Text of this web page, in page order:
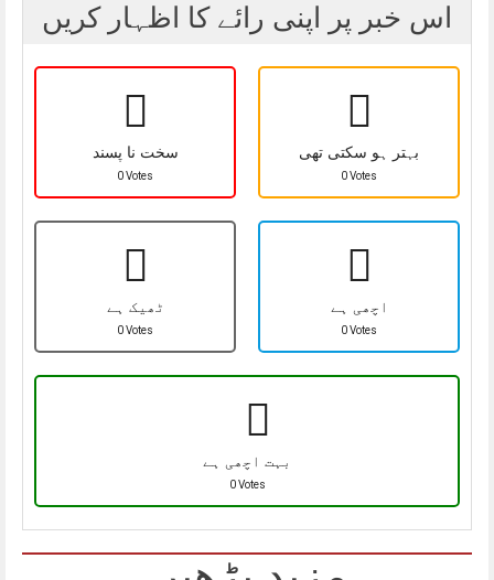
اس خبر پر اپنی رائے کا اظہار کریں
سخت نا پسند
0 Votes
بہتر ہو سکتی تھی
0 Votes
ٹھیک ہے
0 Votes
اچھی ہے
0 Votes
بہت اچھی ہے
0 Votes